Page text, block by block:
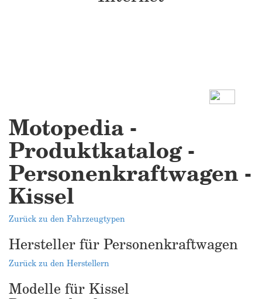
Motopedia -
Produktkatalog -
Personenkraftwagen -
Kissel
Zurück zu den Fahrzeugtypen
Hersteller für Personenkraftwagen
Zurück zu den Herstellern
Modelle für Kissel